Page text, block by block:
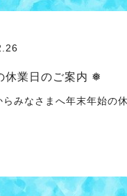
休業日のご案内 ❅
みなさまへ年末年始の